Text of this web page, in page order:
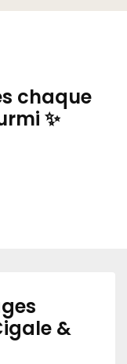
chaque
✨
&